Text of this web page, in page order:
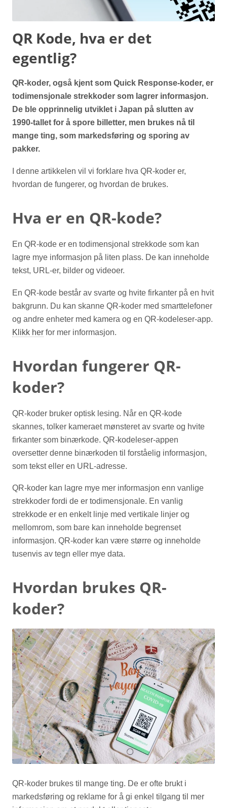
QR Kode, hva er det
egentlig?
QR-koder, også kjent som Quick Response-koder, er
todimensjonale strekkoder som lagrer informasjon.
De ble opprinnelig utviklet i Japan på slutten av
1990-tallet for å spore billetter, men brukes nå til
mange ting, som markedsføring og sporing av
pakker.
I denne artikkelen vil vi forklare hva QR-koder er,
hvordan de fungerer, og hvordan de brukes.
Hva er en QR-kode?
En QR-kode er en todimensjonal strekkode som kan
lagre mye informasjon på liten plass. De kan inneholde
tekst, URL-er, bilder og videoer.
En QR-kode består av svarte og hvite firkanter på en hvit
bakgrunn. Du kan skanne QR-koder med smarttelefoner
og andre enheter med kamera og en QR-kodeleser-app.
Klikk her for mer informasjon.
Hvordan fungerer QR-
koder?
QR-koder bruker optisk lesing. Når en QR-kode
skannes, tolker kameraet mønsteret av svarte og hvite
firkanter som binærkode. QR-kodeleser-appen
oversetter denne binærkoden til forståelig informasjon,
som tekst eller en URL-adresse.
QR-koder kan lagre mye mer informasjon enn vanlige
strekkoder fordi de er todimensjonale. En vanlig
strekkode er en enkelt linje med vertikale linjer og
mellomrom, som bare kan inneholde begrenset
informasjon. QR-koder kan være større og inneholde
tusenvis av tegn eller mye data.
Hvordan brukes QR-
koder?
QR-koder brukes til mange ting. De er ofte brukt i
markedsføring og reklame for å gi enkel tilgang til mer